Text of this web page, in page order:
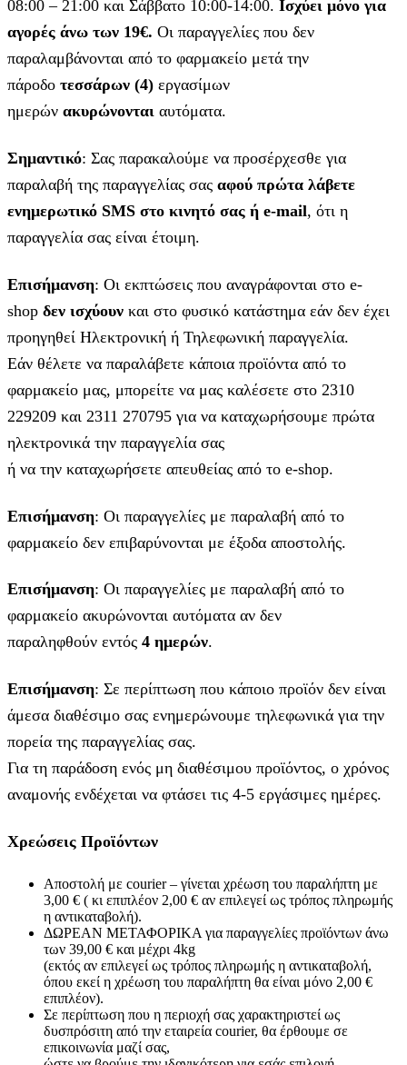
08:00 – 21:00 και Σάββατο 10:00-14:00. Ισχύει μόνο για
αγορές άνω των 19€. Οι παραγγελίες που δεν
παραλαμβάνονται από το φαρμακείο μετά την
πάροδο τεσσάρων (4) εργασίμων
ημερών ακυρώνονται αυτόματα.
Σημαντικό: Σας παρακαλούμε να προσέρχεσθε για
παραλαβή της παραγγελίας σας αφού πρώτα λάβετε
ενημερωτικό SMS στο κινητό σας ή e-mail, ότι η
παραγγελία σας είναι έτοιμη.
Επισήμανση: Οι εκπτώσεις που αναγράφονται στο e-
shop δεν ισχύουν και στο φυσικό κατάστημα εάν δεν έχει
προηγηθεί Ηλεκτρονική ή Τηλεφωνική παραγγελία.
Εάν θέλετε να παραλάβετε κάποια προϊόντα από το
φαρμακείο μας, μπορείτε να μας καλέσετε στο 2310
229209 και 2311 270795 για να καταχωρήσουμε πρώτα
ηλεκτρονικά την παραγγελία σας
ή να την καταχωρήσετε απευθείας από το e-shop.
Επισήμανση: Οι παραγγελίες με παραλαβή από το
φαρμακείο δεν επιβαρύνονται με έξοδα αποστολής.
Επισήμανση: Οι παραγγελίες με παραλαβή από το
φαρμακείο ακυρώνονται αυτόματα αν δεν
παραληφθούν εντός 4 ημερών.
Επισήμανση: Σε περίπτωση που κάποιο προϊόν δεν είναι
άμεσα διαθέσιμο σας ενημερώνουμε τηλεφωνικά για την
πορεία της παραγγελίας σας.
Για τη παράδοση ενός μη διαθέσιμου προϊόντος, ο χρόνος
αναμονής ενδέχεται να φτάσει τις 4-5 εργάσιμες ημέρες.
Χρεώσεις Προϊόντων
Αποστολή με courier – γίνεται χρέωση του παραλήπτη με
3,00 € ( κι επιπλέον 2,00 € αν επιλεγεί ως τρόπος πληρωμής
η αντικαταβολή).
ΔΩΡΕΑΝ ΜΕΤΑΦΟΡΙΚΑ για παραγγελίες προϊόντων άνω
των 39,00 € και μέχρι 4kg
(εκτός αν επιλεγεί ως τρόπος πληρωμής η αντικαταβολή,
όπου εκεί η χρέωση του παραλήπτη θα είναι μόνο 2,00 €
επιπλέον).
Σε περίπτωση που η περιοχή σας χαρακτηριστεί ως
δυσπρόσιτη από την εταιρεία courier, θα έρθουμε σε
επικοινωνία μαζί σας,